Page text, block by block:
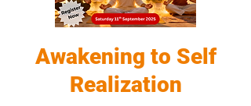
Awakening to Self
Realization